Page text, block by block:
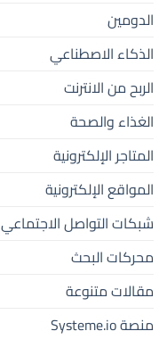
الدومين
الذكاء الاصطناعي
الربح من الانترنت
الغذاء والصحة
المتاجر الإلكترونية
المواقع الإلكترونية
شبكات التواصل الاجتماعي
محركات البحث
مقالات متنوعة
منصة Systeme.io